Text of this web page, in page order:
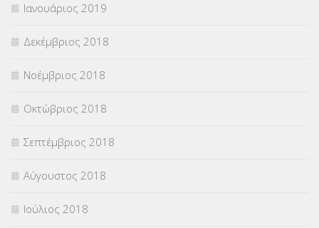
Ιανουάριος 2019
Δεκέμβριος 2018
Νοέμβριος 2018
Οκτώβριος 2018
Σεπτέμβριος 2018
Αύγουστος 2018
Ιούλιος 2018